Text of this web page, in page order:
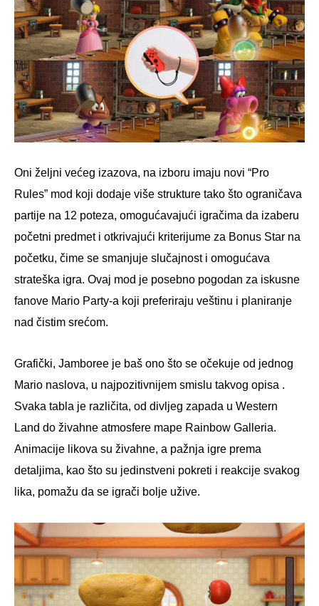
Oni željni većeg izazova, na izboru imaju novi “Pro
Rules” mod koji dodaje više strukture tako što ograničava
partije na 12 poteza, omogućavajući igračima da izaberu
početni predmet i otkrivajući kriterijume za Bonus Star na
početku, čime se smanjuje slučajnost i omogućava
strateška igra. Ovaj mod je posebno pogodan za iskusne
fanove Mario Party-a koji preferiraju veštinu i planiranje
nad čistim srećom.
Grafički, Jamboree je baš ono što se očekuje od jednog
Mario naslova, u najpozitivnijem smislu takvog opisa .
Svaka tabla je različita, od divljeg zapada u Western
Land do živahne atmosfere mape Rainbow Galleria.
Animacije likova su živahne, a pažnja igre prema
detaljima, kao što su jedinstveni pokreti i reakcije svakog
lika, pomažu da se igrači bolje užive.